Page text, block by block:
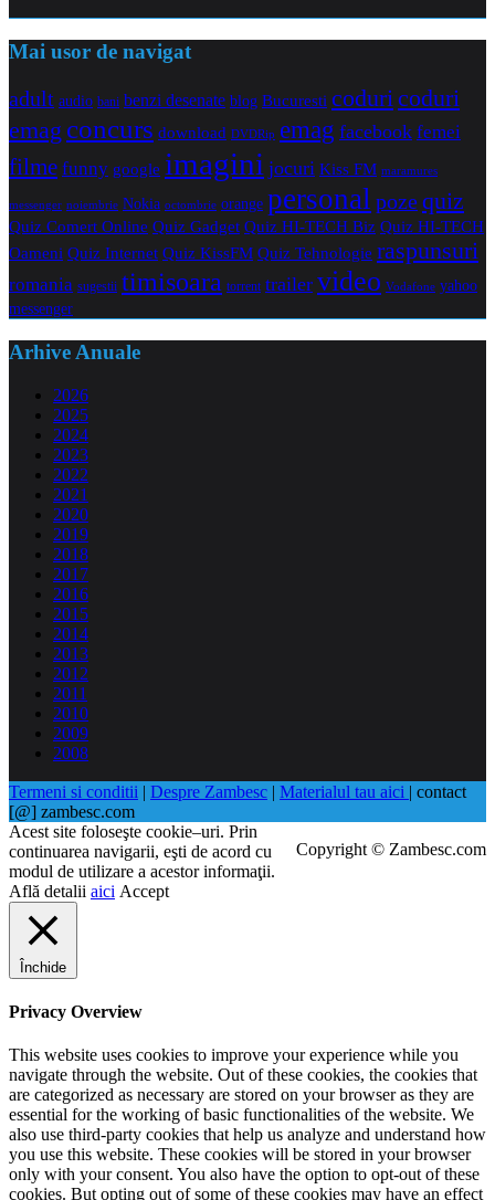
Mai usor de navigat
adult audio bani benzi desenate blog Bucuresti coduricoduri
emag concurs download DVDRip emag facebook femei
filme funny google imagini jocuri Kiss FM maramures
messenger noiembrie Nokia octombrie orange personal pozequiz
Quiz Comert Online Quiz Gadget Quiz HI-TECH Biz Quiz HI-TECH
Oameni Quiz Internet Quiz KissFM Quiz Tehnologie raspunsuri
romania sugestii timisoara torrent trailer video Vodafone yahoo
messenger
Arhive Anuale
2026
2025
2024
2023
2022
2021
2020
2019
2018
2017
2016
2015
2014
2013
2012
2011
2010
2009
2008
Termeni si conditii | Despre Zambesc | Materialul tau aici | contact
[@] zambesc.com
Copyright © Zambesc.com
Acest site foloseşte cookie–uri. Prin
continuarea navigarii, eşti de acord cu
modul de utilizare a acestor informaţii.
Află detalii aici Accept
Închide
Privacy Overview
This website uses cookies to improve your experience while you
navigate through the website. Out of these cookies, the cookies that
are categorized as necessary are stored on your browser as they are
essential for the working of basic functionalities of the website. We
also use third-party cookies that help us analyze and understand how
you use this website. These cookies will be stored in your browser
only with your consent. You also have the option to opt-out of these
cookies. But opting out of some of these cookies may have an effect